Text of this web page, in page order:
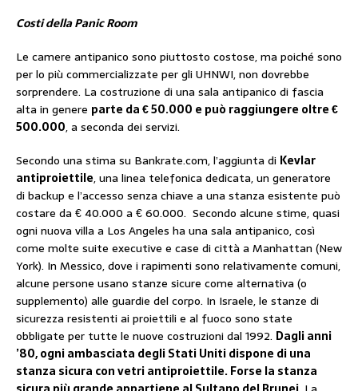
Costi della Panic Room
Le camere antipanico sono piuttosto costose, ma poiché sono
per lo più commercializzate per gli UHNWI, non dovrebbe
sorprendere. La costruzione di una sala antipanico di fascia
alta in genere parte da € 50.000 e può raggiungere oltre €
500.000, a seconda dei servizi.
Secondo una stima su Bankrate.com, l’aggiunta di Kevlar
antiproiettile, una linea telefonica dedicata, un generatore
di backup e l’accesso senza chiave a una stanza esistente può
costare da € 40.000 a € 60.000. Secondo alcune stime, quasi
ogni nuova villa a Los Angeles ha una sala antipanico, così
come molte suite executive e case di città a Manhattan (New
York). In Messico, dove i rapimenti sono relativamente comuni,
alcune persone usano stanze sicure come alternativa (o
supplemento) alle guardie del corpo. In Israele, le stanze di
sicurezza resistenti ai proiettili e al fuoco sono state
obbligate per tutte le nuove costruzioni dal 1992. Dagli anni
’80, ogni ambasciata degli Stati Uniti dispone di una
stanza sicura con vetri antiproiettile. Forse la stanza